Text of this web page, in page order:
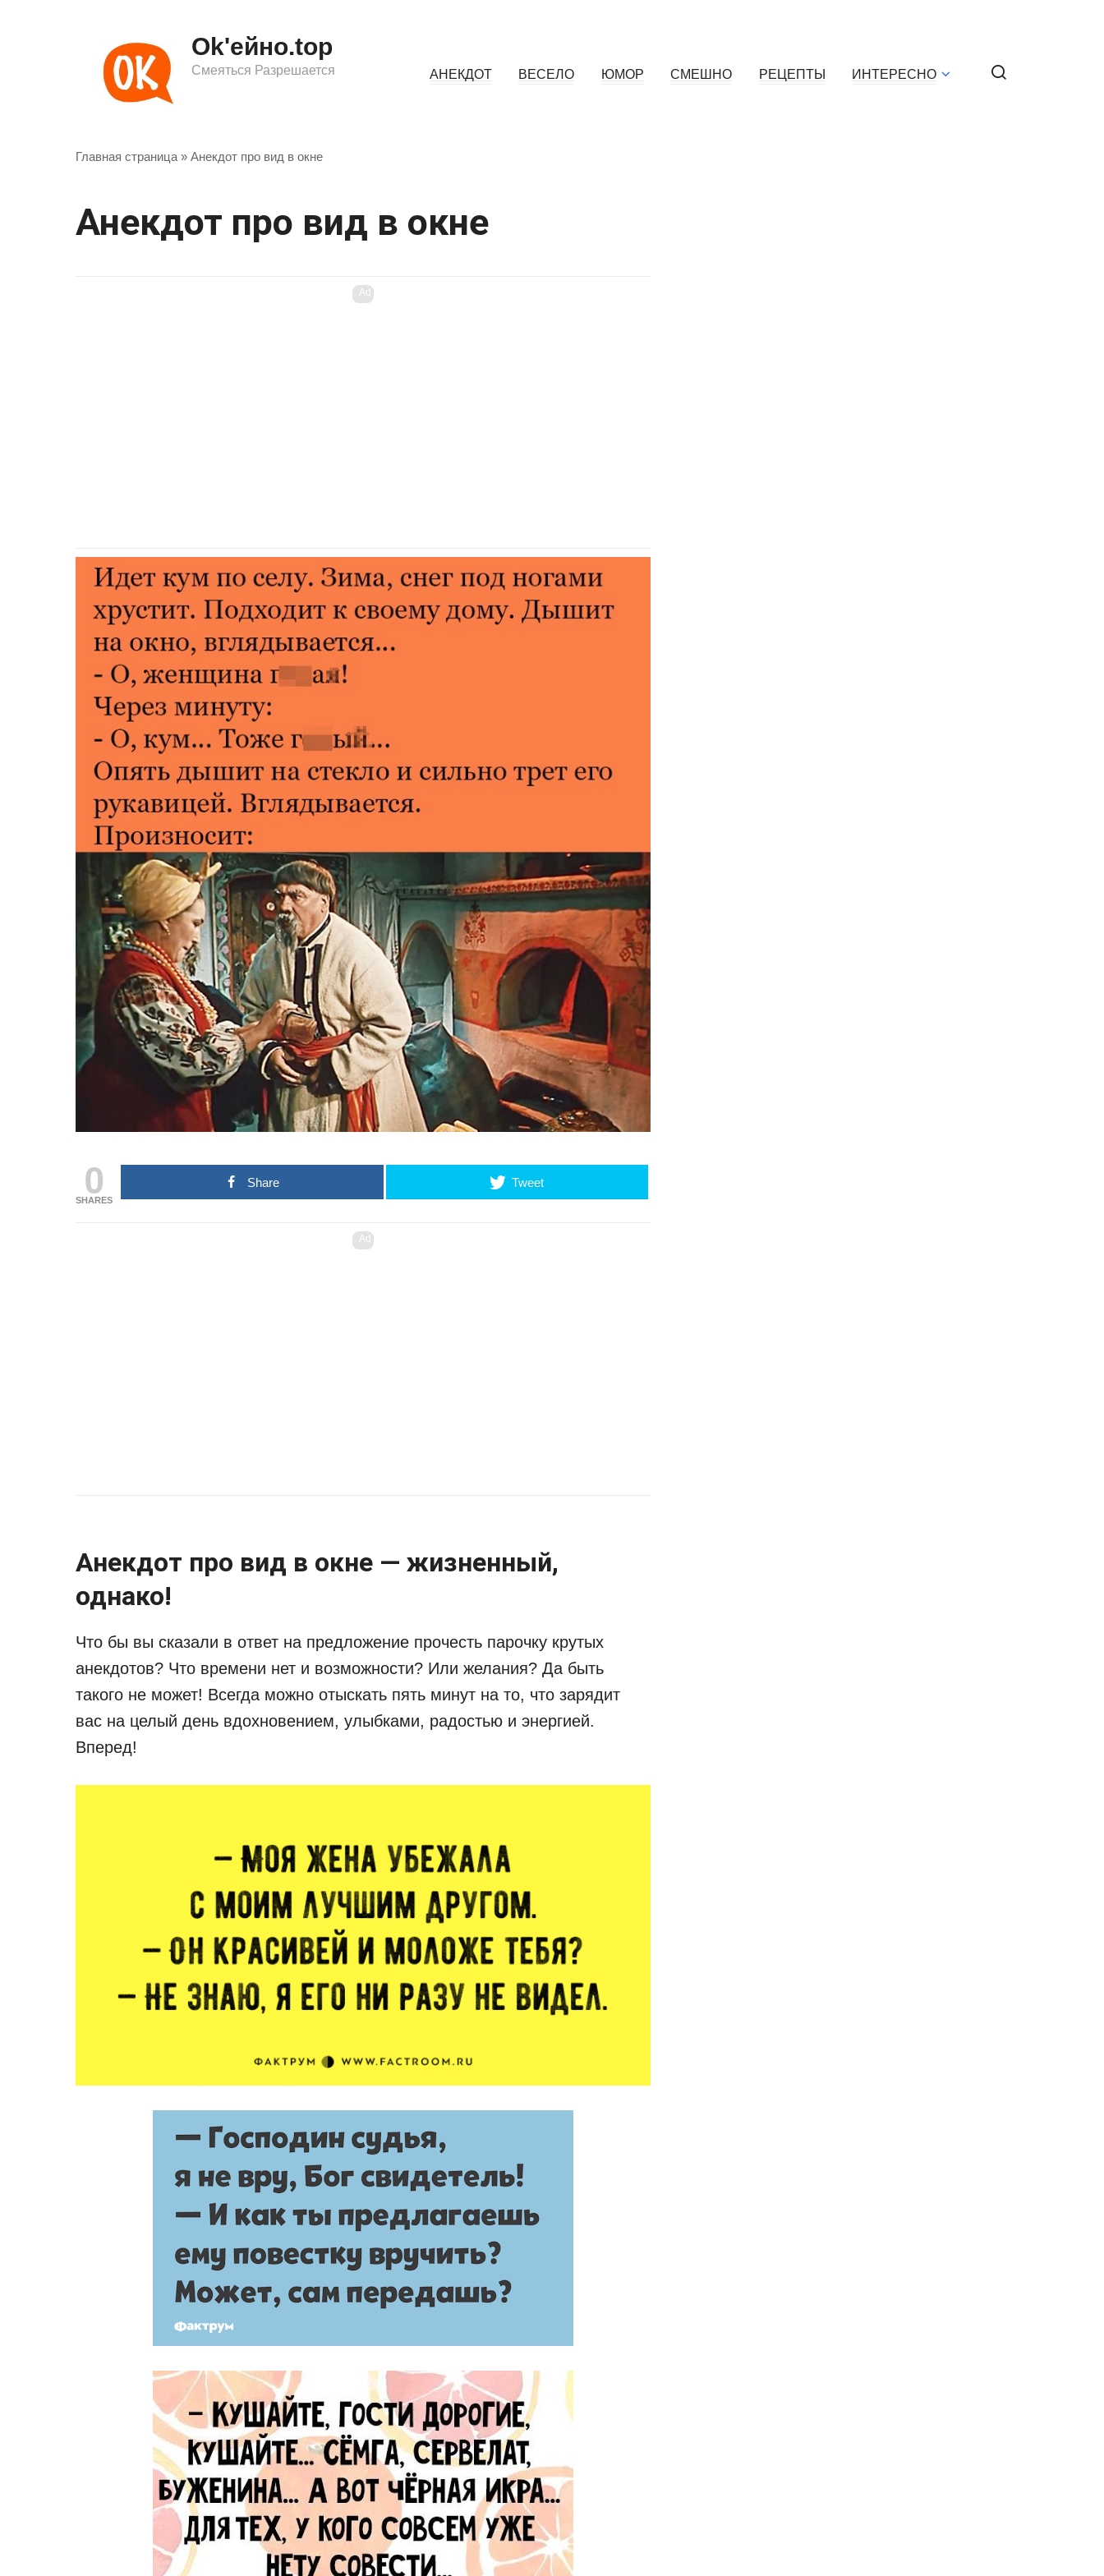
Ok'ейно.top
Смеяться Разрешается АНЕКДОТ ВЕСЕЛО ЮМОР СМЕШНО РЕЦЕПТЫ ИНТЕРЕСНО
Главная страница » Анекдот про вид в окне
Анекдот про вид в окне
Ad
0
SHARES
Share Tweet
Ad
Анекдот про вид в окне — жизненный,
однако!
Что бы вы сказали в ответ на предложение прочесть парочку крутых
анекдотов? Что времени нет и возможности? Или желания? Да быть
такого не может! Всегда можно отыскать пять минут на то, что зарядит
вас на целый день вдохновением, улыбками, радостью и энергией.
Вперед!